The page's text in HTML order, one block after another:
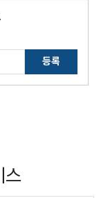
등록
스